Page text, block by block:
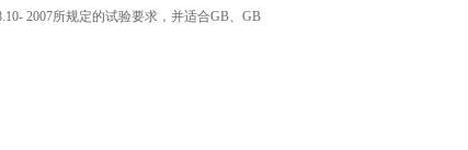
2007所规定的试验要求，并适合GB、GB